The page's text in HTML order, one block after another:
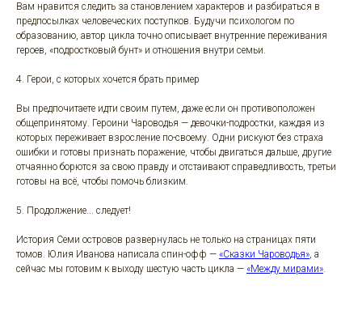
Вам нравится следить за становлением характеров и разбираться в
предпосылках человеческих поступков. Будучи психологом по
образованию, автор цикла точно описывает внутренние переживания
героев, «подростковый бунт» и отношения внутри семьи.
4. Герои, с которых хочется брать пример
Вы предпочитаете идти своим путем, даже если он противоположен
общепринятому. Героини Чароводья — девочки-подростки, каждая из
которых переживает взросление по-своему. Одни рискуют без страха
ошибки и готовы признать поражение, чтобы двигаться дальше, другие
отчаянно борются за свою правду и отстаивают справедливость, третьи
готовы на всё, чтобы помочь близким.
5. Продолжение... следует!
История Семи островов развернулась не только на страницах пяти
томов. Юлия Иванова написала спин-офф — «Сказки Чароводья», а
сейчас мы готовим к выходу шестую часть цикла — «Между мирами».